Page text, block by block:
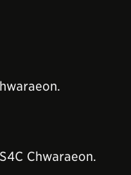
Chwaraeon.